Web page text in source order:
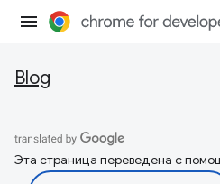
Blog
Эта страница переведена с